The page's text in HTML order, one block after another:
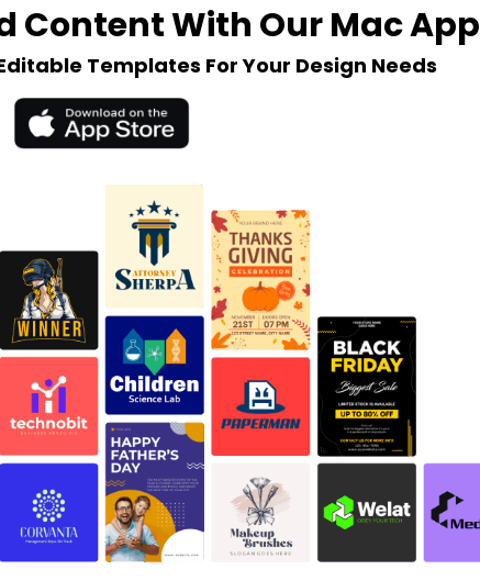
Content With Our Mac App
Templates For Your Design Needs